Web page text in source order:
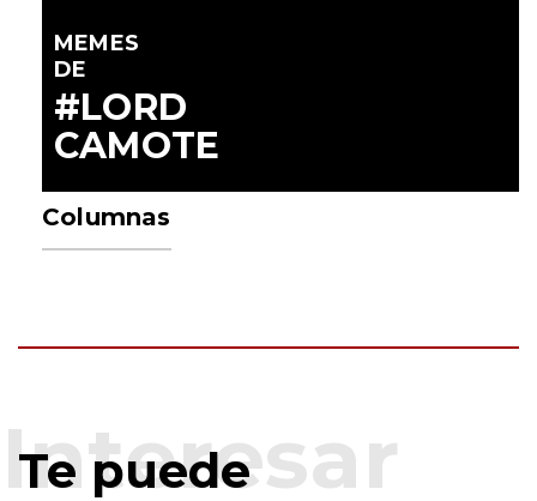
MEMES
DE
#LORD
CAMOTE
Columnas
Te puede